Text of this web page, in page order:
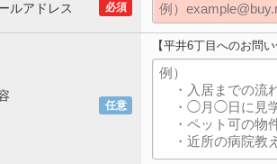
必須
ルアドレス
任意
【平井6丁目へのお問い